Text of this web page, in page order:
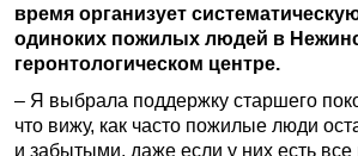
время организует
одиноких пожилых людей в
геронтологическом центре.
– Я выбрала поддержку старшего
что вижу, как часто пожилые люди
и забытыми, даже если у них есть